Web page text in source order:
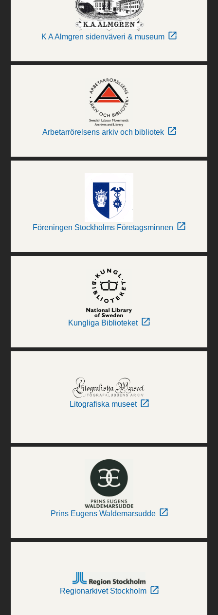
K A Almgren sidenväveri & museum
Arbetarrörelsens arkiv och bibliotek
Föreningen Stockholms Företagsminnen
Kungliga Biblioteket
Litografiska museet
Prins Eugens Waldemarsudde
Regionarkivet Stockholm